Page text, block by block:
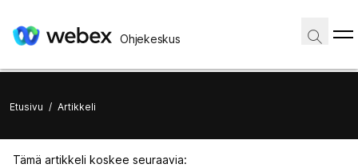
Ohjekeskus
Etusivu / Artikkeli
Tämä artikkeli koskee seuraavia: